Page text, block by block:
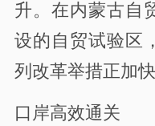
升。在内蒙古自
设的自贸试验区
列改革举措正加快
口岸高效通关